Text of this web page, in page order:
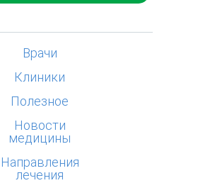
Врачи
Клиники
Полезное
Новости
медицины
Направления
лечения